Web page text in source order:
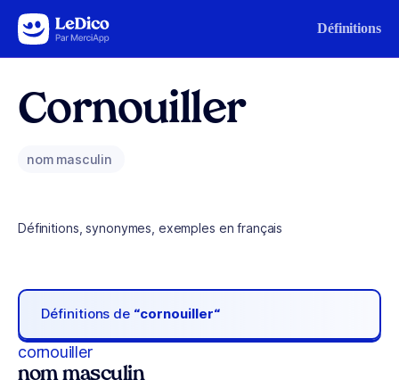
Aller au contenu Définitions
Cornouiller
nom masculin
Définitions, synonymes, exemples en français
Définitions de “cornouiller“
cornouiller
nom masculin